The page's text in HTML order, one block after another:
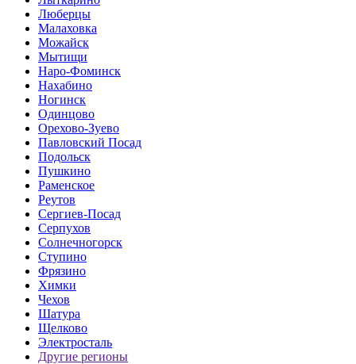
Люберцы
Малаховка
Можайск
Мытищи
Наро-Фоминск
Нахабино
Ногинск
Одинцово
Орехово-Зуево
Павловский Посад
Подольск
Пушкино
Раменское
Реутов
Сергиев-Посад
Серпухов
Солнечногорск
Ступино
Фрязино
Химки
Чехов
Шатура
Щелково
Электросталь
Другие регионы